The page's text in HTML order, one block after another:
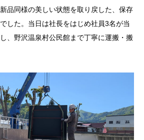
品同様の美しい状態を取り戻した、保存
した。当日は社長をはじめ社員3名が当
、野沢温泉村公民館まで丁寧に運搬・搬